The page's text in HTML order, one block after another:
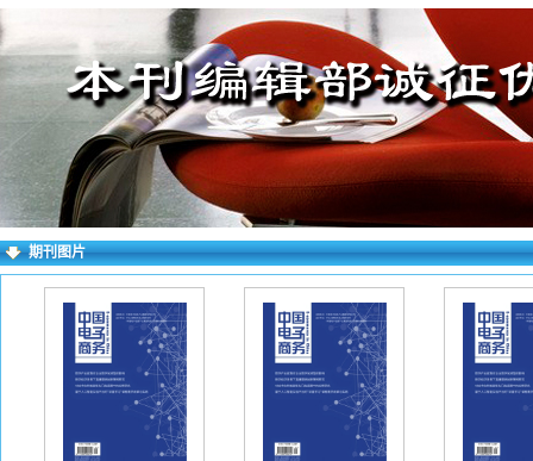
练，
（4
介。
对录
右上
成功
如下
期刊图片